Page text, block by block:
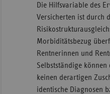
Die Hilfsvariable des
Versicherten ist durch
Morbiditätsbezug
Rentnerinnen und
Selbstständige können
keinen derartigen
identische Diagnosen